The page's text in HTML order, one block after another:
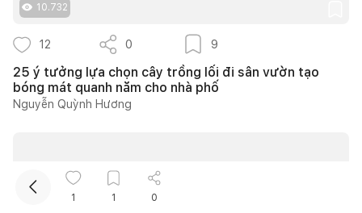
10.732
12 0 9
25 ý tưởng lựa chọn cây trồng lối đi sân vườn tạo
bóng mát quanh năm cho nhà phố
Nguyễn Quỳnh Hương
1 1 0
Mua sắm hoàn thiện nhà